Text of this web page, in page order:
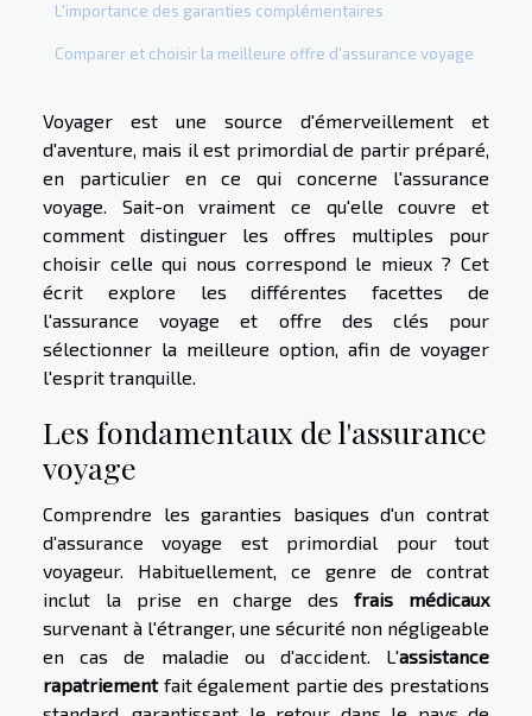
L'importance des garanties complémentaires
Comparer et choisir la meilleure offre d'assurance voyage
Voyager est une source d'émerveillement et
d'aventure, mais il est primordial de partir préparé,
en particulier en ce qui concerne l'assurance
voyage. Sait-on vraiment ce qu'elle couvre et
comment distinguer les offres multiples pour
choisir celle qui nous correspond le mieux ? Cet
écrit explore les différentes facettes de
l'assurance voyage et offre des clés pour
sélectionner la meilleure option, afin de voyager
l'esprit tranquille.
Les fondamentaux de l'assurance
voyage
Comprendre les garanties basiques d'un contrat
d'assurance voyage est primordial pour tout
voyageur. Habituellement, ce genre de contrat
inclut la prise en charge desfrais médicaux
survenant à l'étranger, une sécurité non négligeable
en cas de maladie ou d'accident. L'assistance
rapatriementfait également partie des prestations